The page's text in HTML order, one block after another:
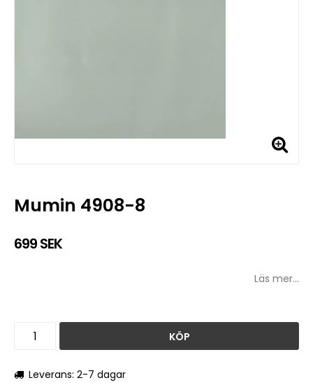
Mumin 4908-8
699 SEK
Läs mer...
KÖP
Leverans: 2-7 dagar